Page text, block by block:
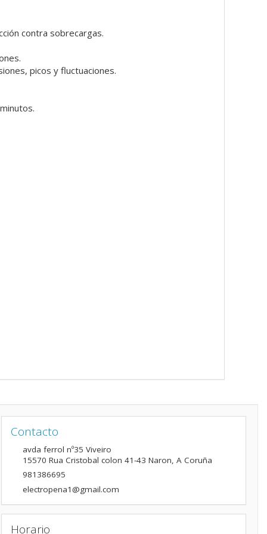
contra sobrecargas.
picos y fluctuaciones.
Contacto
avda ferrol nº35 Viveiro
15570 Rua Cristobal colon 41-43 Naron, A Coruña
981386695
electropena1@gmail.com
Horario